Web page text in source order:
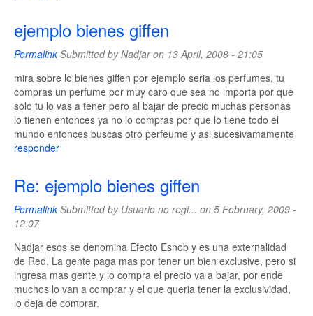
ejemplo bienes giffen
PermalinkSubmitted byNadjaron 13 April, 2008 - 21:05
mira sobre lo bienes giffen por ejemplo seria los perfumes, tu
compras un perfume por muy caro que sea no importa por que
solo tu lo vas a tener pero al bajar de precio muchas personas
lo tienen entonces ya no lo compras por que lo tiene todo el
mundo entonces buscas otro perfeume y asi sucesivamamente
responder
Re: ejemplo bienes giffen
PermalinkSubmitted by Usuario no regi... on 5 February, 2009 -
12:07
Nadjar esos se denomina Efecto Esnob y es una externalidad
de Red. La gente paga mas por tener un bien exclusive, pero si
ingresa mas gente y lo compra el precio va a bajar, por ende
muchos lo van a comprar y el que queria tener la exclusividad,
lo deja de comprar.